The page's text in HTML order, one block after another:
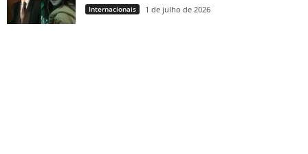
Internacionais 1 de julho de 2026